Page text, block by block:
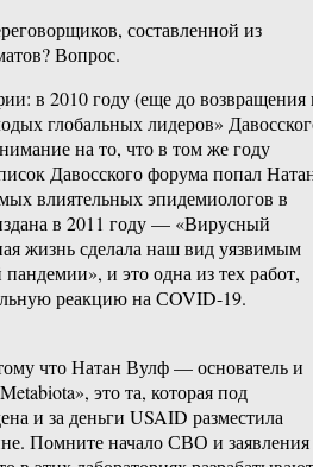
составленной из
Вопрос.
в 2010 году (еще до возвращения
глобальных лидеров»
на то, что в том же году
Давосского форума попал
влиятельных эпидемиологов в
в 2011 году — «Вирусный
жизнь сделала наш вид уязвимым
и это одна из тех работ,
реакцию на СOVID-19.
что Натан Вулф — основатель и
это та, которая под
и за деньги USAID разместила
Помните начало СВО и заявления